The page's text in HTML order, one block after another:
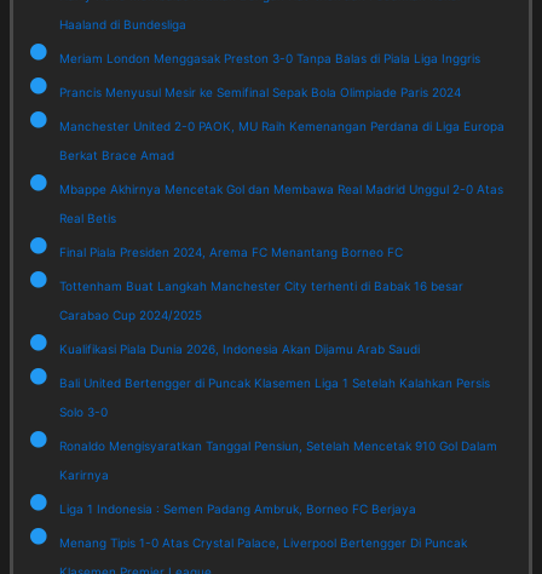
Haaland di Bundesliga
Meriam London Menggasak Preston 3-0 Tanpa Balas di Piala Liga Inggris
Prancis Menyusul Mesir ke Semifinal Sepak Bola Olimpiade Paris 2024
Manchester United 2-0 PAOK, MU Raih Kemenangan Perdana di Liga Europa
Berkat Brace Amad
Mbappe Akhirnya Mencetak Gol dan Membawa Real Madrid Unggul 2-0 Atas
Real Betis
Final Piala Presiden 2024, Arema FC Menantang Borneo FC
Tottenham Buat Langkah Manchester City terhenti di Babak 16 besar
Carabao Cup 2024/2025
Kualifikasi Piala Dunia 2026, Indonesia Akan Dijamu Arab Saudi
Bali United Bertengger di Puncak Klasemen Liga 1 Setelah Kalahkan Persis
Solo 3-0
Ronaldo Mengisyaratkan Tanggal Pensiun, Setelah Mencetak 910 Gol Dalam
Karirnya
Liga 1 Indonesia : Semen Padang Ambruk, Borneo FC Berjaya
Menang Tipis 1-0 Atas Crystal Palace, Liverpool Bertengger Di Puncak